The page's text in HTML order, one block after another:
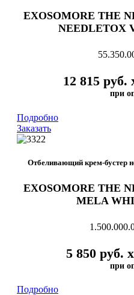
EXOSOMORE THE
NEEDLETOX
12 815 руб.
при
Подробно
Заказать
Отбеливающий крем-бустер
EXOSOMORE THE
MELA
5 850 руб.
при
Подробно